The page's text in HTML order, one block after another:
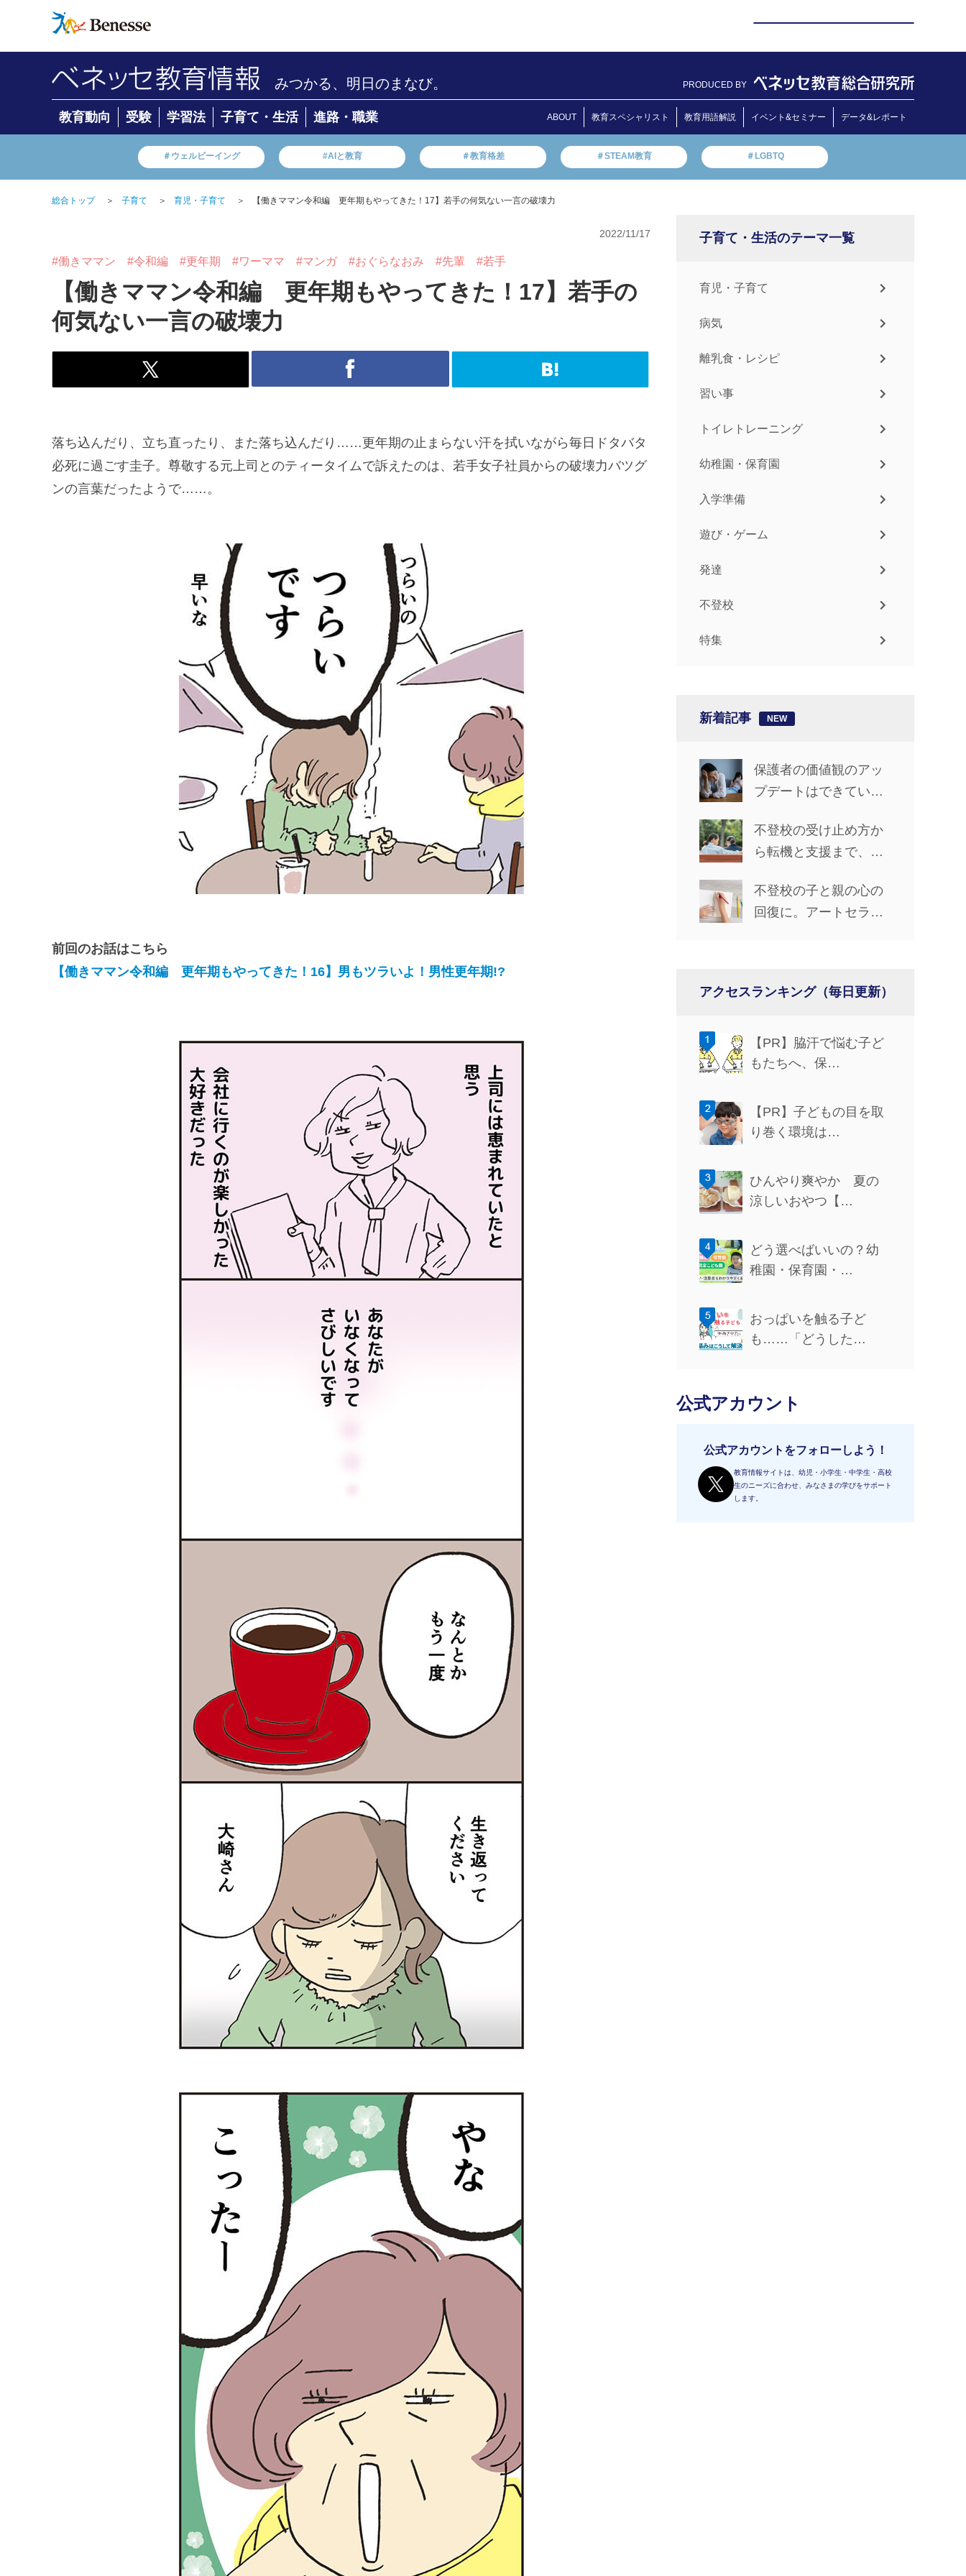
みつかる、明日のまなび。 PRODUCED BY
教育動向 受験 学習法 子育て・生活 進路・職業 ABOUT 教育スペシャリスト 教育用語解説 イベント&セミナー データ&レポート
＃ウェルビーイング #AIと教育 ＃教育格差 ＃STEAM教育 ＃LGBTQ
総合トップ ＞ 子育て ＞ 育児・子育て ＞ 【働きママン令和編 更年期もやってきた！17】若手の何気ない一言の破壊力
2022/11/17
#働きママン #令和編 #更年期 #ワーママ #マンガ #おぐらなおみ #先輩 #若手
【働きママン令和編 更年期もやってきた！17】若手の
何気ない一言の破壊力
落ち込んだり、立ち直ったり、また落ち込んだり……更年期の止まらない汗を拭いながら毎日ドタバタ
必死に過ごす圭子。尊敬する元上司とのティータイムで訴えたのは、若手女子社員からの破壊力バツグ
ンの言葉だったようで……。
前回のお話はこちら
【働きママン令和編 更年期もやってきた！16】男もツラいよ！男性更年期!?
子育て・生活のテーマ一覧
育児・子育て
病気
離乳食・レシピ
習い事
トイレトレーニング
幼稚園・保育園
入学準備
遊び・ゲーム
発達
不登校
特集
新着記事
保護者の価値観のアッ
プデートはできてい
登校ライフ」カウンセ
リングルーム #14】
不登校の受け止め方か
ら転機と支援まで、親
輩保護者に聞くリアル
な歩み_前編】
不登校の子と親の心の
回復に。アートセラピ
アクセスランキング（毎日更新）
【PR】脇汗で悩む子ど
もたちへ、保…
【PR】子どもの目を取
り巻く環境は…
ひんやり爽やか 夏の
涼しいおやつ【…
どう選べばいいの？幼
稚園・保育園・…
おっぱいを触る子ど
も……「どうした…
公式アカウント
公式アカウントをフォローしよう！
教育情報サイトは、幼児・小学生・中学生・高校
生のニーズに合わせ、みなさまの学びをサポート
します。